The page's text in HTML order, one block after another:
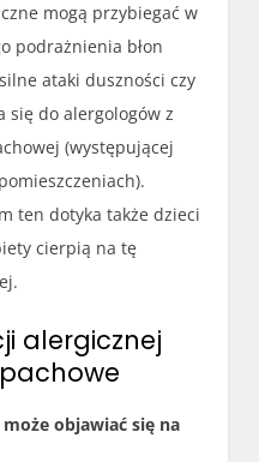
mogą przybiegać w
podrażnienia błon
ataki duszności czy
się do alergologów z
(występującej
ten dotyka także dzieci
cierpią na tę
alergicznej
objawiać się na